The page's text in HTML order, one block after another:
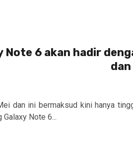
Note 6 akan hadir
dan
dan ini bermaksud kini hanya
Note 6...